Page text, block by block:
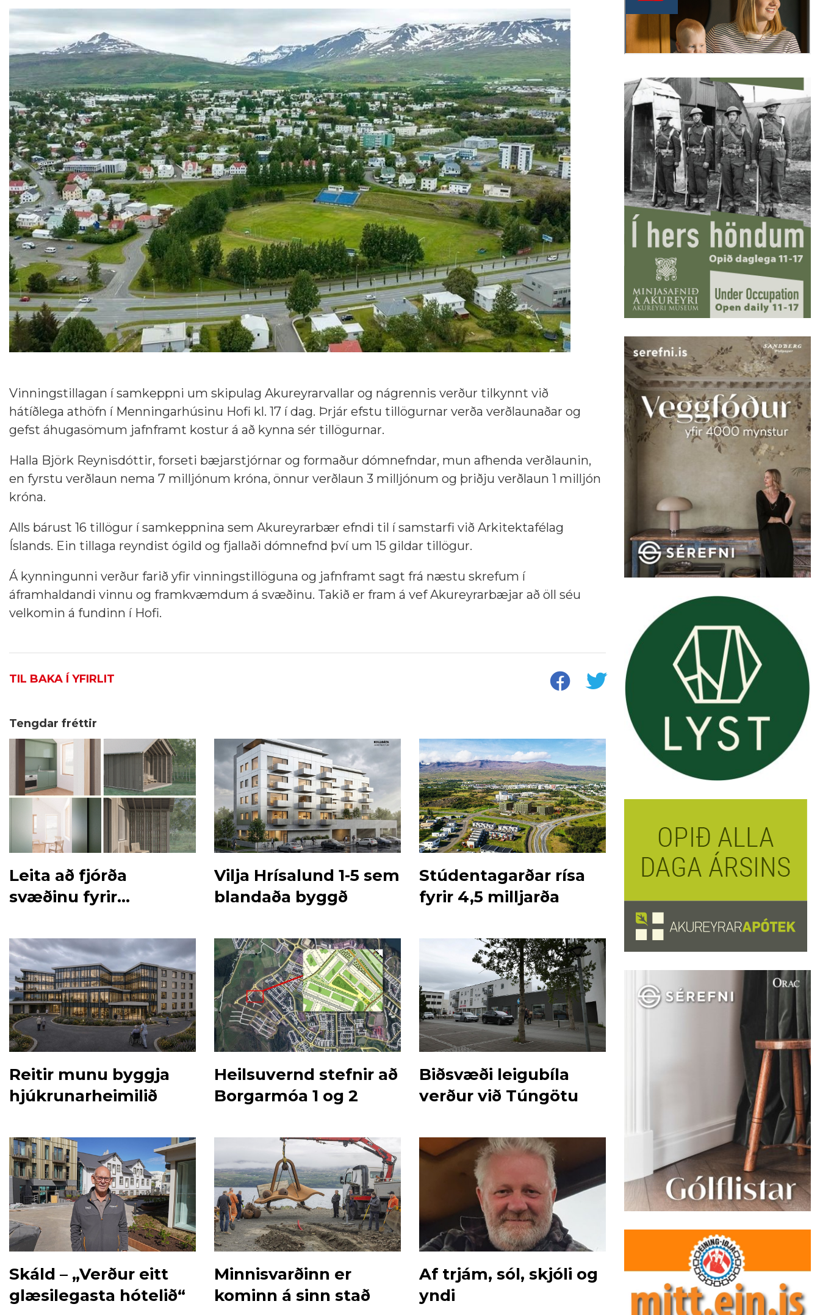
Vinningstillagan í samkeppni um skipulag Akureyrarvallar og nágrennis verður tilkynnt við
hátíðlega athöfn í Menningarhúsinu Hofi kl. 17 í dag. Þrjár efstu tillögurnar verða verðlaunaðar og
gefst áhugasömum jafnframt kostur á að kynna sér tillögurnar.
Halla Björk Reynisdóttir, forseti bæjarstjórnar og formaður dómnefndar, mun afhenda verðlaunin,
en fyrstu verðlaun nema 7 milljónum króna, önnur verðlaun 3 milljónum og þriðju verðlaun 1 milljón
króna.
Alls bárust 16 tillögur í samkeppnina sem Akureyrarbær efndi til í samstarfi við Arkitektafélag
Íslands. Ein tillaga reyndist ógild og fjallaði dómnefnd því um 15 gildar tillögur.
Á kynningunni verður farið yfir vinningstillöguna og jafnframt sagt frá næstu skrefum í
áframhaldandi vinnu og framkvæmdum á svæðinu. Takið er fram á vef Akureyrarbæjar að öll séu
velkomin á fundinn í Hofi.
TIL BAKA Í YFIRLIT
Tengdar fréttir
Leita að fjórða
svæðinu fyrir
Vilja Hrísalund 1-5 sem
blandaða byggð
Stúdentagarðar rísa
fyrir 4,5 milljarða
Reitir munu byggja
hjúkrunarheimilið
Heilsuvernd stefnir að
Borgarmóa 1 og 2
Biðsvæði leigubíla
verður við Túngötu
Skáld – „Verður eitt
glæsilegasta hótelið“
Minnisvarðinn er
kominn á sinn stað
Af trjám, sól, skjóli og
yndi